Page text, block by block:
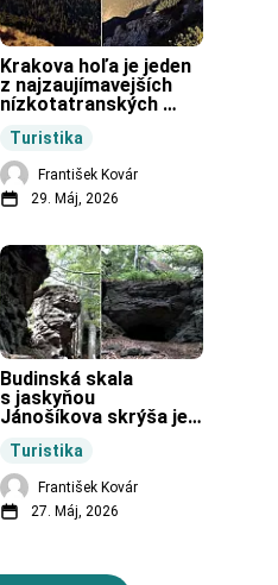
Turistika
Krakova hoľa je jeden
z najzaujímavejších
nízkotatranských
František Kovár
29. Máj, 2026
Turistika
Budinská skala
s jaskyňou
Jánošíkova skrýša je
obci Budiná.
František Kovár
27. Máj, 2026